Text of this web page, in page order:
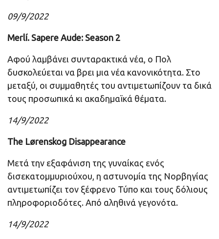
09/9/2022
Merlí. Sapere Aude: Season 2
Αφού λαμβάνει συνταρακτικά νέα, ο Πολ
δυσκολεύεται να βρει μια νέα κανονικότητα. Στο
μεταξύ, οι συμμαθητές του αντιμετωπίζουν τα δικά
τους προσωπικά κι ακαδημαϊκά θέματα.
14/9/2022
The Lørenskog Disappearance
Μετά την εξαφάνιση της γυναίκας ενός
δισεκατομμυριούχου, η αστυνομία της Νορβηγίας
αντιμετωπίζει τον ξέφρενο Τύπο και τους δόλιους
πληροφοριοδότες. Από αληθινά γεγονότα.
14/9/2022